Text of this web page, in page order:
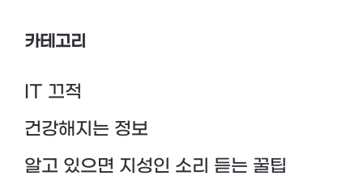
카테고리
IT 끄적
건강해지는 정보
알고 있으면 지성인 소리 듣는 꿀팁